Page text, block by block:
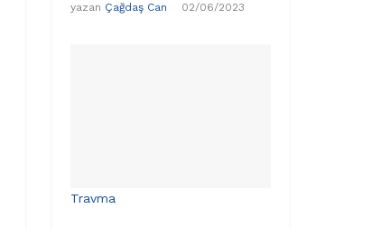
yazan Çağdaş Can 02/06/2023
Travma